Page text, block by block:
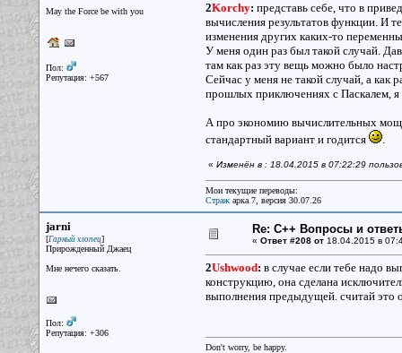
May the Force be with you
Пол:
Репутация: +567
2Korchy: представь себе, что в
вычисления результатов функции. И
изменения других каких-то
У меня один раз был такой случай.
там как раз эту вещь можно было
Сейчас у меня не такой случай, а
прошлых приключениях с Паскалем, я
А про экономию вычислительных
стандартный вариант и годится
.
« Изменён в : 18.04.2015 в 07:22:29
Мои текущие переводы:
Стражарка 7, версия 30.07.26
jarni
[Гарный хлопец]
Прирожденный Джаец
Мне нечего сказать.
Пол:
Репутация: +306
Re: С++ Вопросы и
« Ответ #208 от18.04.2015 в
2Ushwood: в случае если тебе надо
конструкцию, она сделана
выполнения предыдущей. считай это
Don't worry, be happy.